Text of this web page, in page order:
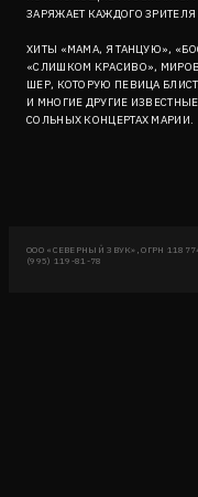
ЗАРЯЖАЕТ КАЖДОГО
ХИТЫ «МАМА, Я ТАНЦУЮ»,
«СЛИШКОМ КРАСИВО»,
ШЕР, КОТОРУЮ ПЕВИЦА
И МНОГИЕ ДРУГИЕ
СОЛЬНЫХ КОНЦЕРТАХ МАРИИ.
ООО «СЕВЕРНЫЙ ЗВУК», ОГРН
(995) 119-81-78